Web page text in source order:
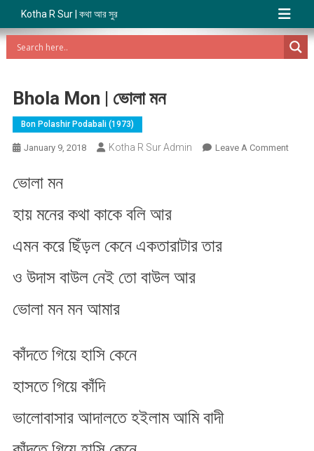
Kotha R Sur | কথা আর সুর
Bhola Mon | ভোলা মন​
Bon Polashir Podabali (1973)
January 9, 2018 Kotha R Sur Admin Leave A CommentOn
ভোলা মন​
হায় মনের কথা কাকে বলি আর
এমন করে ছিঁড়ল কেনে একতারাটার তার
ও উদাস বাউল নেই তো বাউল আর
ভোলা মন​ মন​ আমার​
কাঁদতে গিয়ে হাসি কেনে
হাসতে গিয়ে কাঁদি
ভালোবাসার আদালতে হইলাম আমি বাদী